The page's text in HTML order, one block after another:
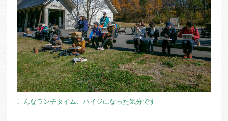
こんなランチタイム、ハイジになった気分です